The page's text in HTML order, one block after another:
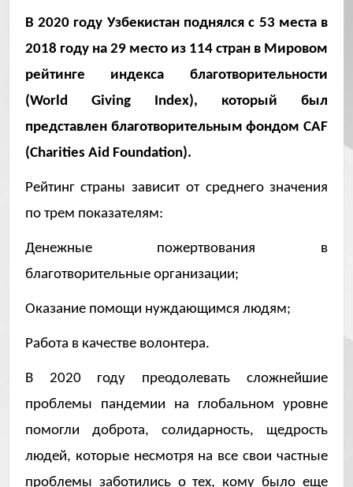
В 2020 году Узбекистан поднялся с 53 места в
2018 году на 29 место из 114 стран в Мировом
рейтинге индекса благотворительности
(World Giving Index), который был
представлен благотворительным фондом CAF
(Charities Aid Foundation).
Рейтинг страны зависит от среднего значения
по трем показателям:
Денежные пожертвования в
благотворительные организации;
Оказание помощи нуждающимся людям;
Работа в качестве волонтера.
В 2020 году преодолевать сложнейшие
проблемы пандемии на глобальном уровне
помогли доброта, солидарность, щедрость
людей, которые несмотря на все свои частные
проблемы заботились о тех, кому было еще